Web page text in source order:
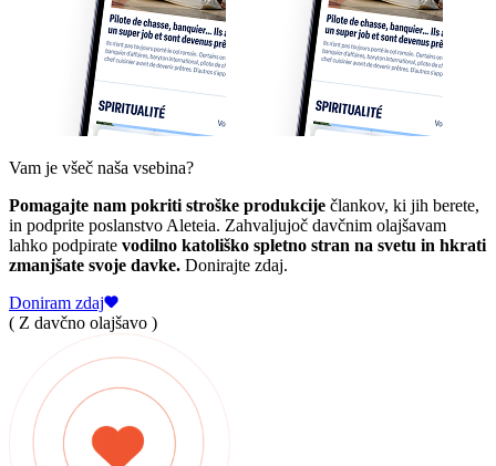
Vam je všeč naša vsebina?
Pomagajte nam pokriti stroške produkcije člankov, ki jih berete,
in podprite poslanstvo Aleteia. Zahvaljujoč davčnim olajšavam
lahko podpirate vodilno katoliško spletno stran na svetu in hkrati
zmanjšate svoje davke. Donirajte zdaj.
Doniram zdaj
( Z davčno olajšavo )